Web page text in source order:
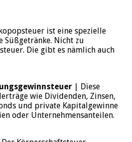
ist eine spezielle
Süßgetränke. Nicht zu
Die gibt es nämlich auch
| Diese
wie Dividenden, Zinsen,
und private Kapitalgewinne
oder Unternehmensanteilen.